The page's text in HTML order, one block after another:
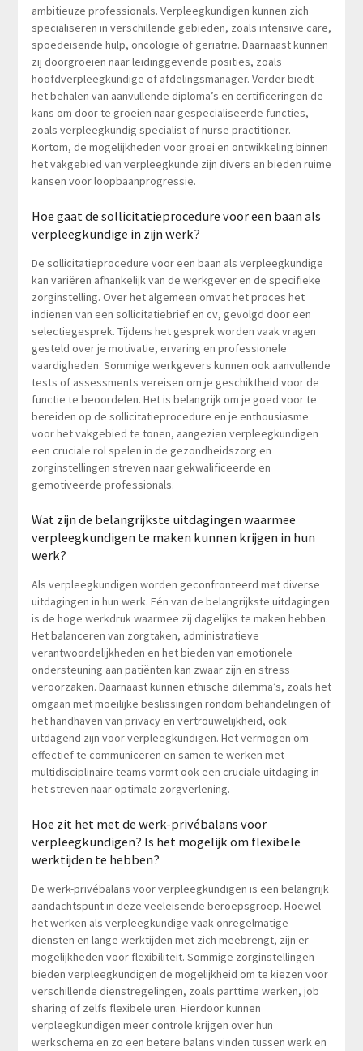
ambitieuze professionals. Verpleegkundigen kunnen zich
specialiseren in verschillende gebieden, zoals intensive care,
spoedeisende hulp, oncologie of geriatrie. Daarnaast kunnen
zij doorgroeien naar leidinggevende posities, zoals
hoofdverpleegkundige of afdelingsmanager. Verder biedt
het behalen van aanvullende diploma’s en certificeringen de
kans om door te groeien naar gespecialiseerde functies,
zoals verpleegkundig specialist of nurse practitioner.
Kortom, de mogelijkheden voor groei en ontwikkeling binnen
het vakgebied van verpleegkunde zijn divers en bieden ruime
kansen voor loopbaanprogressie.
Hoe gaat de sollicitatieprocedure voor een baan als
verpleegkundige in zijn werk?
De sollicitatieprocedure voor een baan als verpleegkundige
kan variëren afhankelijk van de werkgever en de specifieke
zorginstelling. Over het algemeen omvat het proces het
indienen van een sollicitatiebrief en cv, gevolgd door een
selectiegesprek. Tijdens het gesprek worden vaak vragen
gesteld over je motivatie, ervaring en professionele
vaardigheden. Sommige werkgevers kunnen ook aanvullende
tests of assessments vereisen om je geschiktheid voor de
functie te beoordelen. Het is belangrijk om je goed voor te
bereiden op de sollicitatieprocedure en je enthousiasme
voor het vakgebied te tonen, aangezien verpleegkundigen
een cruciale rol spelen in de gezondheidszorg en
zorginstellingen streven naar gekwalificeerde en
gemotiveerde professionals.
Wat zijn de belangrijkste uitdagingen waarmee
verpleegkundigen te maken kunnen krijgen in hun
werk?
Als verpleegkundigen worden geconfronteerd met diverse
uitdagingen in hun werk. Eén van de belangrijkste uitdagingen
is de hoge werkdruk waarmee zij dagelijks te maken hebben.
Het balanceren van zorgtaken, administratieve
verantwoordelijkheden en het bieden van emotionele
ondersteuning aan patiënten kan zwaar zijn en stress
veroorzaken. Daarnaast kunnen ethische dilemma’s, zoals het
omgaan met moeilijke beslissingen rondom behandelingen of
het handhaven van privacy en vertrouwelijkheid, ook
uitdagend zijn voor verpleegkundigen. Het vermogen om
effectief te communiceren en samen te werken met
multidisciplinaire teams vormt ook een cruciale uitdaging in
het streven naar optimale zorgverlening.
Hoe zit het met de werk-privébalans voor
verpleegkundigen? Is het mogelijk om flexibele
werktijden te hebben?
De werk-privébalans voor verpleegkundigen is een belangrijk
aandachtspunt in deze veeleisende beroepsgroep. Hoewel
het werken als verpleegkundige vaak onregelmatige
diensten en lange werktijden met zich meebrengt, zijn er
mogelijkheden voor flexibiliteit. Sommige zorginstellingen
bieden verpleegkundigen de mogelijkheid om te kiezen voor
verschillende dienstregelingen, zoals parttime werken, job
sharing of zelfs flexibele uren. Hierdoor kunnen
verpleegkundigen meer controle krijgen over hun
werkschema en zo een betere balans vinden tussen werk en